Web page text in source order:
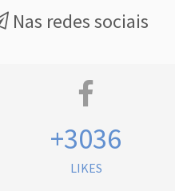
Nas redes sociais
+3036
LIKES